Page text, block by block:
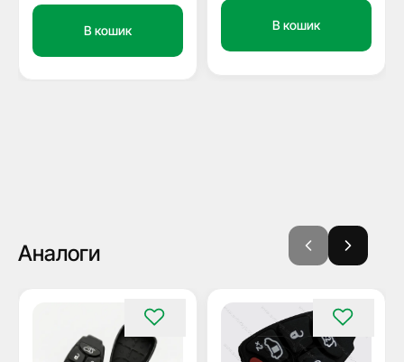
В кошик В кошик
Аналоги